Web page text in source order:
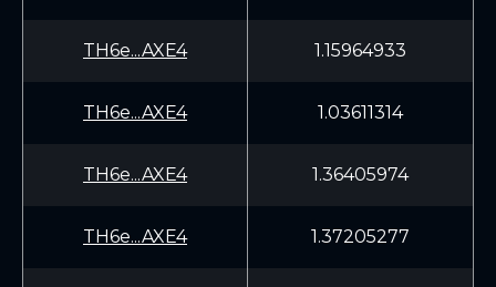
TH6e...AXE4 1.15964933
TH6e...AXE4 1.03611314
TH6e...AXE4 1.36405974
TH6e...AXE4 1.37205277